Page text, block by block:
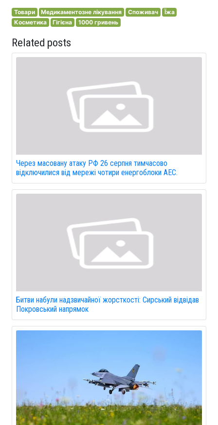
Товари Медикаментозне лікування Споживач
Їжа
Косметика
Гігієна 1000 гривень
Related posts
Через масовану атаку РФ 26 серпня тимчасово
відключилися від мережі чотири енергоблоки АЕС.
Битви набули надзвичайної жорсткості: Сирський відвідав
Покровський напрямок